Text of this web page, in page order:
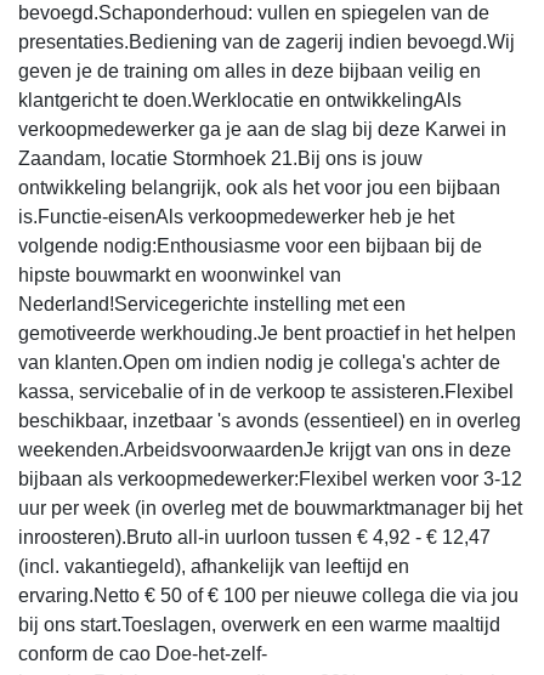
bevoegd.Schaponderhoud: vullen en spiegelen van de
presentaties.Bediening van de zagerij indien bevoegd.Wij
geven je de training om alles in deze bijbaan veilig en
klantgericht te doen.Werklocatie en ontwikkelingAls
verkoopmedewerker ga je aan de slag bij deze Karwei in
Zaandam, locatie Stormhoek 21.Bij ons is jouw
ontwikkeling belangrijk, ook als het voor jou een bijbaan
is.Functie-eisenAls verkoopmedewerker heb je het
volgende nodig:Enthousiasme voor een bijbaan bij de
hipste bouwmarkt en woonwinkel van
Nederland!Servicegerichte instelling met een
gemotiveerde werkhouding.Je bent proactief in het helpen
van klanten.Open om indien nodig je collega's achter de
kassa, servicebalie of in de verkoop te assisteren.Flexibel
beschikbaar, inzetbaar 's avonds (essentieel) en in overleg
weekenden.ArbeidsvoorwaardenJe krijgt van ons in deze
bijbaan als verkoopmedewerker:Flexibel werken voor 3-12
uur per week (in overleg met de bouwmarktmanager bij het
inroosteren).Bruto all-in uurloon tussen € 4,92 - € 12,47
(incl. vakantiegeld), afhankelijk van leeftijd en
ervaring.Netto € 50 of € 100 per nieuwe collega die via jou
bij ons start.Toeslagen, overwerk en een warme maaltijd
conform de cao Doe-het-zelf-